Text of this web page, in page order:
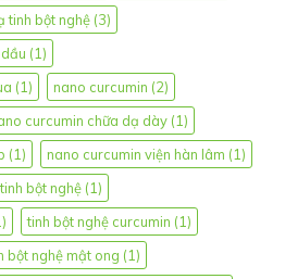
tinh bột nghệ (3)
(1)
(1) nano curcumin (2)
curcumin chữa dạ dày (1)
(1) nano curcumin viện hàn lâm (1)
tinh bột nghệ (1)
tinh bột nghệ curcumin (1)
bột nghệ mật ong (1)